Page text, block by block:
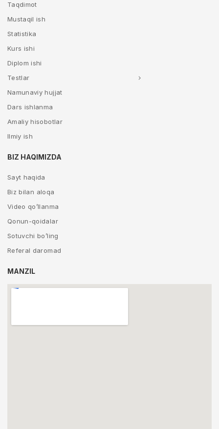
Taqdimot
Mustaqil ish
Statistika
Kurs ishi
Diplom ishi
Testlar
Namunaviy hujjat
Dars ishlanma
Amaliy hisobotlar
Ilmiy ish
BIZ HAQIMIZDA
Sayt haqida
Biz bilan aloqa
Video qo’llanma
Qonun-qoidalar
Sotuvchi bo’ling
Referal daromad
MANZIL